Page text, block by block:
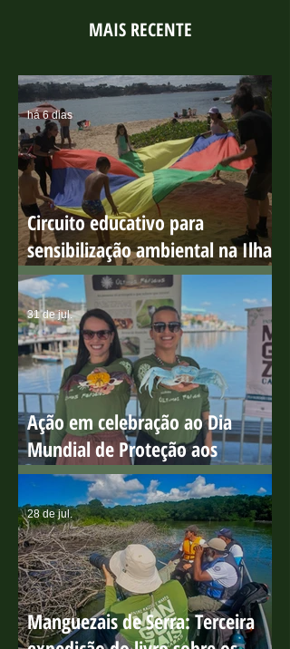
MAIS RECENTE
Circuito educativo para
sensibilização ambiental na Ilha
do Boi
há 6 dias
Ação em celebração ao Dia
Mundial de Proteção aos
Manguezais
31 de jul.
28 de jul.